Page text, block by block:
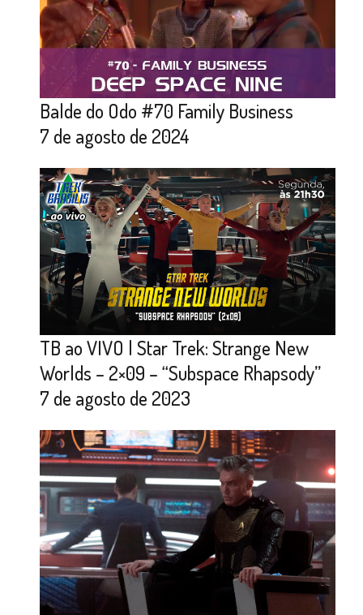
Balde do Odo #70 Family Business
7 de agosto de 2024
TB ao VIVO | Star Trek: Strange New
Worlds – 2×09 – “Subspace Rhapsody”
7 de agosto de 2023